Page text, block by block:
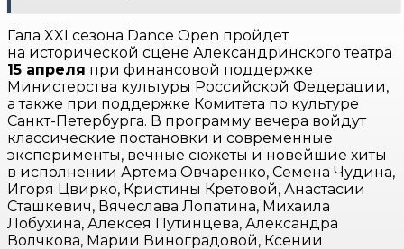
Гала XXI сезона Dance Open пройдет
на исторической сцене Александринского театра
15 апреля при финансовой поддержке
Министерства культуры Российской Федерации,
а также при поддержке Комитета по культуре
Санкт-Петербурга. В программу вечера войдут
классические постановки и современные
эксперименты, вечные сюжеты и новейшие хиты
в исполнении Артема Овчаренко, Семена Чудина,
Игоря Цвирко, Кристины Кретовой, Анастасии
Сташкевич, Вячеслава Лопатина, Михаила
Лобухина, Алексея Путинцева, Александра
Волчкова, Марии Виноградовой, Ксении